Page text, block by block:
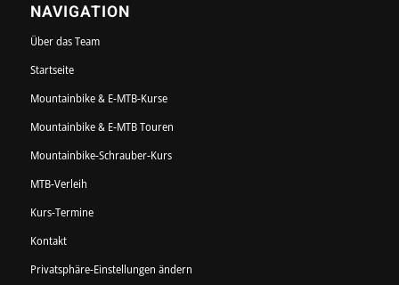
NAVIGATION
Über das Team
Startseite
Mountainbike & E-MTB-Kurse
Mountainbike & E-MTB Touren
Mountainbike-Schrauber-Kurs
MTB-Verleih
Kurs-Termine
Kontakt
Privatsphäre-Einstellungen ändern